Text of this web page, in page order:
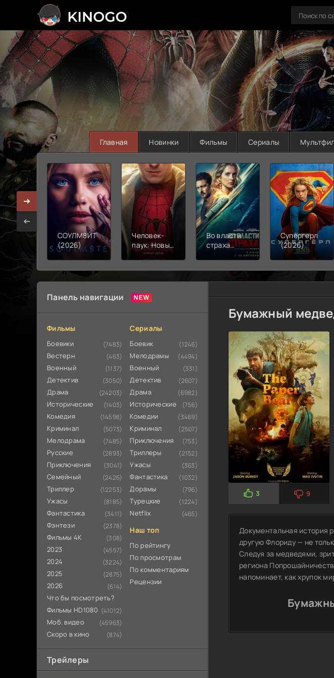
>
Главная Новинки Фильмы Сериалы
СОУЛМ8ЙТ
(2026)
Человек-
паук: Новый
день (2026)
Во власти
страха
Супергерл
(2026)
Панель навигации
Фильмы
Боевики (7483)
Вестерн (463)
Военный (1137)
Детектив (3050)
Драма (24203)
Исторические (1403)
Комедия (14598)
Криминал (5073)
Мелодрама (7485)
Русские (2893)
Приключения (3041)
Семейный (2426)
Триллер (12253)
Ужасы (8185)
Фантастика (3411)
Фэнтези (2378)
Фильмы 4К (308)
2023 (4557)
2024 (3224)
2025 (2875)
2026 (614)
Что бы посмотреть?
Фильмы HD1080 (41012)
Моб. видео (45963)
Скоро в кино (874)
Сериалы
Боевик (1246)
Мелодрамы (4494)
Военный (331)
Детектив (2607)
Драма (6982)
Исторические (756)
Комедии (3469)
Криминал (2507)
Приключения (753)
Триллеры (2152)
Ужасы (363)
Фантастика (1032)
Дорамы (796)
Турецкие (1224)
Netflix (465)
Наш топ
По рейтингу
По просмотрам
По комментариям
Рецензии
Трейлеры
Бумажный
3 9
Документальная история
другую Флориду — не
Следуя за медведями,
региона
напоминает, как хрупок